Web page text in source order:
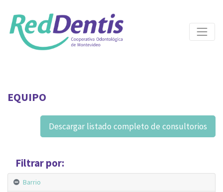
EQUIPO
Descargar listado completo de consultorios
Filtrar por:
Barrio